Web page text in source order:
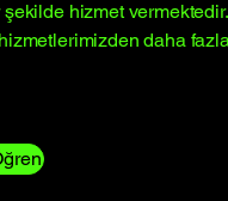
hizmet
daha